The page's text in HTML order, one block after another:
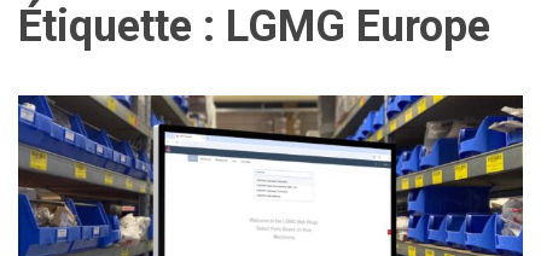
Étiquette : LGMG Europe